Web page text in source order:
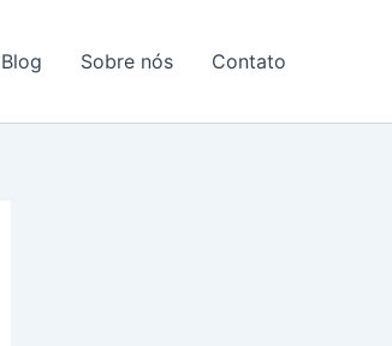
Blog Sobre nós Contato